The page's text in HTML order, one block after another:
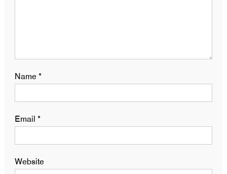
Name*
Email *
Website